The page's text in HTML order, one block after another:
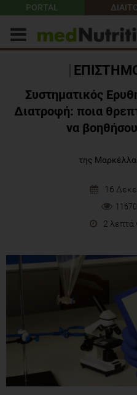
PORTAL
Συστηματικός
Διατροφή: ποια
να
της
16
2 λεπτά